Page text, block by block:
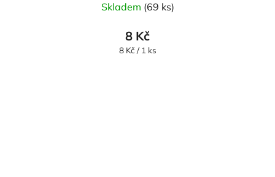
Skladem (69 ks)
8 Kč
Měrná
8 Kč / 1 ks